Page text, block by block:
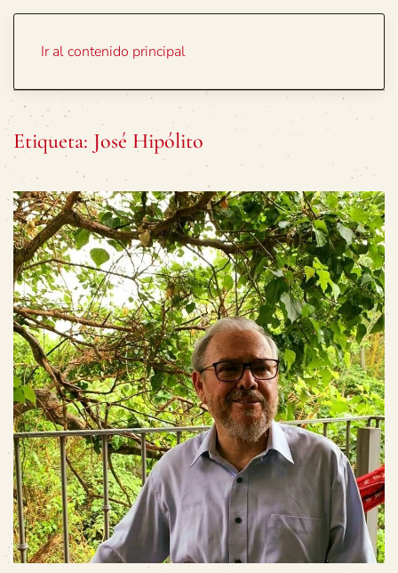
Ir al contenido principal
Etiqueta: José Hipólito